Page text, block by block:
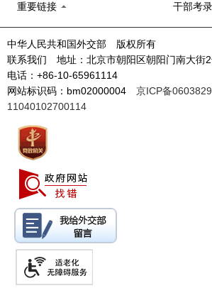
重要链接 干部考录
中华人民共和国外交部 版权所有
联系我们 地址：北京市朝阳区朝阳门南大
电话：+86-10-65961114
网站标识码：bm02000004 京ICP备
11040102700114